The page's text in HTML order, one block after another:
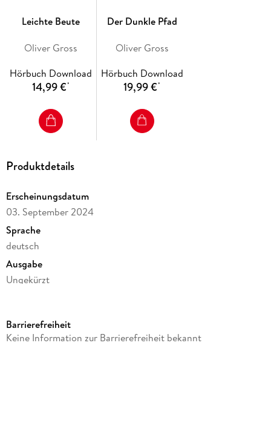
Leichte Beute
Oliver Gross
Hörbuch Download
14,99 €*
Der Dunkle Pfad
Oliver Gross
Hörbuch Download
19,99 €*
Produktdetails
Erscheinungsdatum
03. September 2024
Sprache
deutsch
Ausgabe
Ungekürzt
Laufzeit
Barrierefreiheit
Keine Information zur Barrierefreiheit bekannt